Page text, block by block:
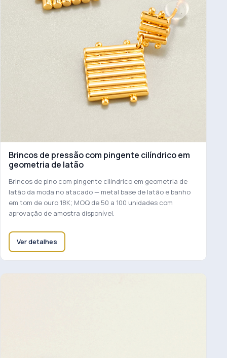
Brincos de pressão com pingente cilíndrico em
geometria de latão
Brincos de pino com pingente cilíndrico em geometria de
latão da moda no atacado — metal base de latão e banho
em tom de ouro 18K; MOQ de 50 a 100 unidades com
aprovação de amostra disponível.
Ver detalhes